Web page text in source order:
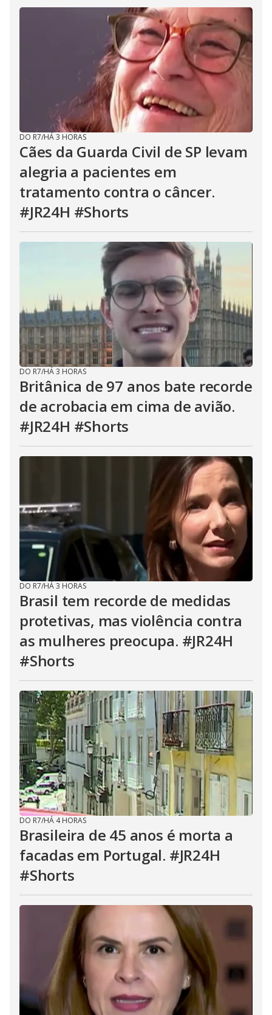
DO R7/HÁ 3 HORAS
Cães da Guarda Civil de SP levam
alegria a pacientes em
tratamento contra o câncer.
#JR24H #Shorts
DO R7/HÁ 3 HORAS
Britânica de 97 anos bate recorde
de acrobacia em cima de avião.
#JR24H #Shorts
DO R7/HÁ 3 HORAS
Brasil tem recorde de medidas
protetivas, mas violência contra
as mulheres preocupa. #JR24H
#Shorts
DO R7/HÁ 4 HORAS
Brasileira de 45 anos é morta a
facadas em Portugal. #JR24H
#Shorts